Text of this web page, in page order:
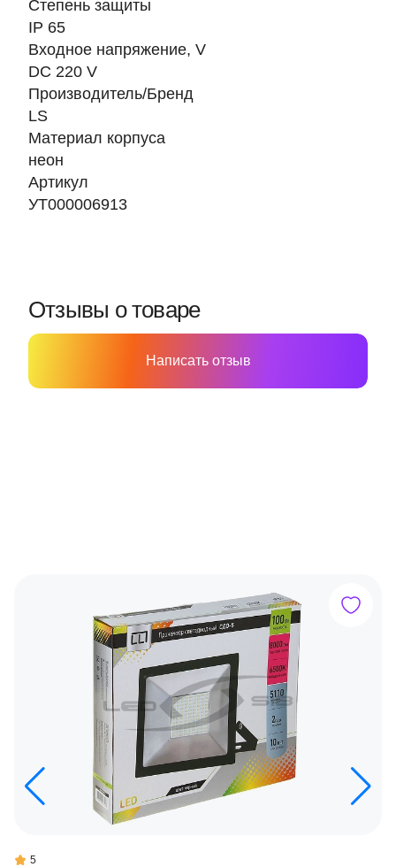
Степень защиты
IP 65
Входное напряжение, V
DC 220 V
Производитель/Бренд
LS
Материал корпуса
неон
Артикул
УТ000006913
Отзывы о товаре
Написать отзыв
5